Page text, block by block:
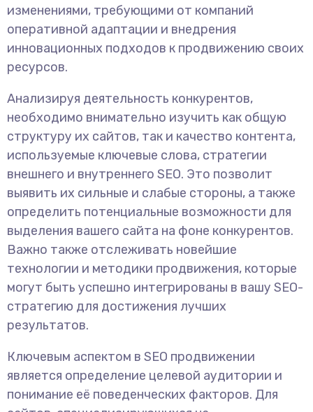
изменениями, требующими от компаний
оперативной адаптации и внедрения
инновационных подходов к продвижению своих
ресурсов.
Анализируя деятельность конкурентов,
необходимо внимательно изучить как общую
структуру их сайтов, так и качество контента,
используемые ключевые слова, стратегии
внешнего и внутреннего SEO. Это позволит
выявить их сильные и слабые стороны, а также
определить потенциальные возможности для
выделения вашего сайта на фоне конкурентов.
Важно также отслеживать новейшие
технологии и методики продвижения, которые
могут быть успешно интегрированы в вашу SEO-
стратегию для достижения лучших
результатов.
Ключевым аспектом в SEO продвижении
является определение целевой аудитории и
понимание её поведенческих факторов. Для